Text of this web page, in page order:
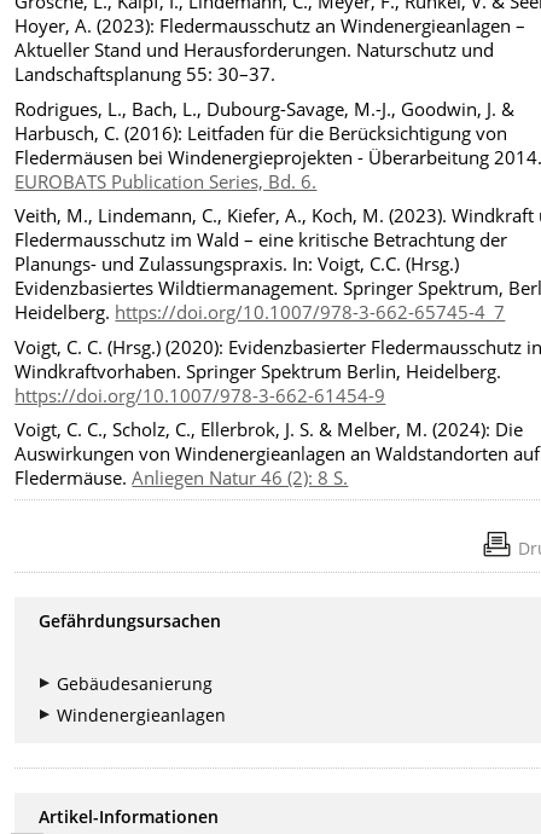
Hoyer, A. (2023): Fledermausschutz an Windenergieanlagen –
Aktueller Stand und Herausforderungen. Naturschutz und
Landschaftsplanung 55: 30–37.
Rodrigues, L., Bach, L., Dubourg-Savage, M.-J., Goodwin, J. &
Harbusch, C. (2016): Leitfaden für die Berücksichtigung von
Fledermäusen bei Windenergieprojekten - Überarbeitung
EUROBATS Publication Series, Bd. 6.
Veith, M., Lindemann, C., Kiefer, A., Koch, M. (2023). Windkraft
Fledermausschutz im Wald – eine kritische Betrachtung der
Planungs- und Zulassungspraxis. In: Voigt, C.C. (Hrsg.)
Evidenzbasiertes Wildtiermanagement. Springer Spektrum,
Heidelberg. https://doi.org/10.1007/978-3-662-65745-4_7
Voigt, C. C. (Hrsg.) (2020): Evidenzbasierter Fledermausschutz
Windkraftvorhaben. Springer Spektrum Berlin, Heidelberg.
https://doi.org/10.1007/978-3-662-61454-9
Voigt, C. C., Scholz, C., Ellerbrok, J. S. & Melber, M. (2024): Die
Auswirkungen von Windenergieanlagen an Waldstandorten auf
Fledermäuse.Anliegen Natur 46 (2): 8 S.
Gefährdungsursachen
Gebäudesanierung
Windenergieanlagen
Artikel-Informationen